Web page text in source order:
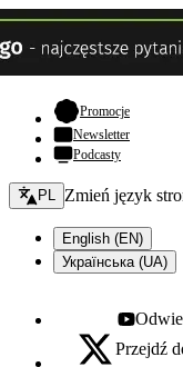
Promocje- otwiera
Newsletter
Podcasty
Zmień język - bieżący:
PL Zmień język
English (EN)
Українська (UA)
Youtube -
X - otwiera się w
Przejdź